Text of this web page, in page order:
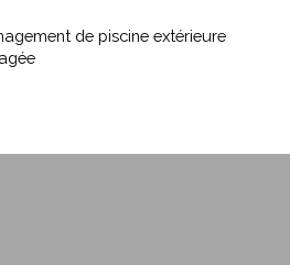
de piscine extérieure